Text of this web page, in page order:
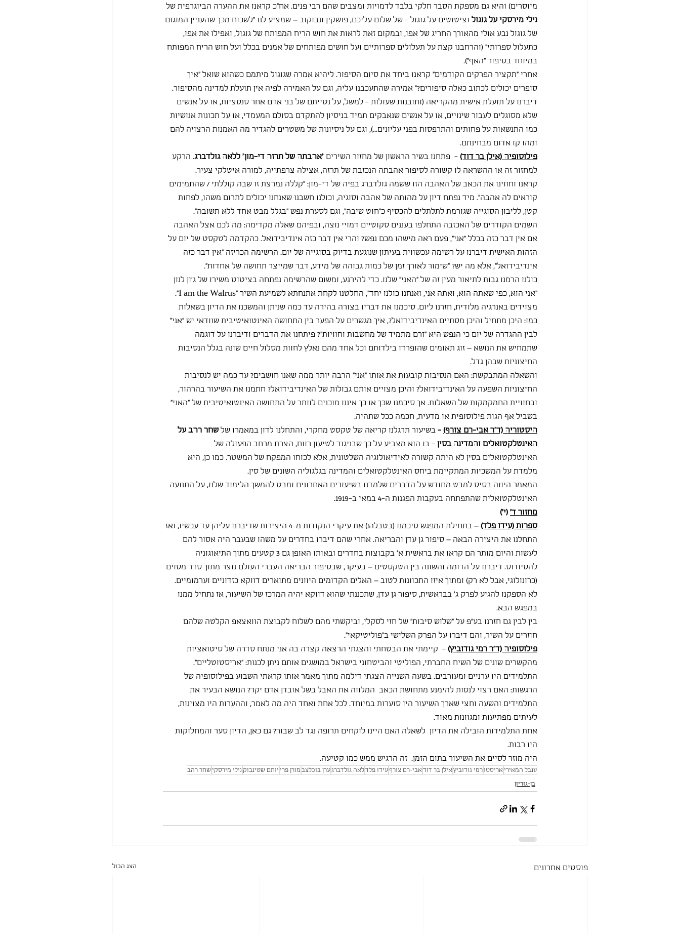
מיוסרים) והיא גם מספקת הסבר חלקי בלבד לדמויות ומצבים שהם רבי פנים. אח"כ קראנו את ההערה הביוגרפית של
נילי מירסקי על גוגול וציטוטים על גוגול - של שלום עליכם, פושקין ונבוקוב – שמציע לנו "לשכוח מכך שהעניין המוגזם
של גוגול נבע אולי מהאורך החריג של אפו, ובמקום זאת לראות את חוש הריח המפותח של גוגול, ואפילו את אפו,
כתעלול ספרותי" (והרחבנו קצת על תעלולים ספרותיים ועל חושים מפותחים של אמנים בכלל ועל חוש הריח המפותח
במיוחד בסיפור "האף").
אחרי "תקציר הפרקים הקודמים" קראנו ביחד את סיום הסיפור. ליהיא אמרה שגוגול מיתמם כשהוא שואל "איך
סופרים יכולים לכתוב כאלה סיפורים?" אמירה שהתעכבנו עליה, וגם על האמירה לפיה אין תועלת למדינה מהסיפור.
דיברנו על תועלת אישית מהקריאה (ותובנות שעולות - למשל, על נטייתם של בני אדם אחר סנסציות, או על אנשים
שלא מסוגלים לעבור שינויים, או על אנשים שנאבקים תמיד בניסיון להתקדם בסולם המעמדי, או על תכונות אנושיות
כמו התנשאות על פחותים והתרפסות בפני עליונים...), וגם על ניסיונות של משטרים להגדיר מה האמנות הרצויה להם
ומהו קו אדום מבחינתם.
פילוסופיה (אילן בר דוד) -  פתחנו בשיר הראשון של מחזור השירים "אהבתה של תרזה די-מון" ללאה גולדברג. הרקע
למחזור זה או ההשראה לו קשורה לסיפור אהבתה הנכזבת של תרזה, אצילה צרפתייה, למורה איטלקי צעיר.
קראנו וחווינו את הכאב של האהבה הזו ששמה גולדברג בפיה של די-מון: "קללה נמרצת זו שבה קוללתי / שהתמימים
קוראים לה אהבה". מיד נפתח דיון על מהותה של אהבה וסוגיה, וכולנו חשבנו שאנחנו יכולים לתרום משהו, לפחות
קטן, לליבון הסוגייה שגורמת לתלתלים להכסיף כ"חוט שיבה", וגם לסערת נפש "בגלל מבט אחד ללא תשובה".
השמים הקודרים של האכזבה התחלפו בעננים סקוטיים דמויי נוצה, ובפיהם שאלה מקדימה: מה לכם אצל האהבה
אם אין דבר כזה בכלל "אני", פעם ראה מישהו מכם נפש? והרי אין דבר כזה אינדיבידואל. כהקדמה לטקסט של יום על
הזהות האישית דיברנו על רשימה עכשווית בעיתון שנוגעת בדיוק בסוגייה של יום. הרשימה הכריזה "אין דבר כזה
אינדיבידואל", אלא מה יש? "שימור לאורך זמן של כמות גבוהה של מידע, דבר שמייצר תחושה של אחדות".
כולנו הרמנו גבות לתיאור מעין זה של "האני" שלנו. כדי להירגע, ומשום שהרשימה נפתחה בציטוט משירו של ג'ון לנון
"אני הוא, כפי שאתה הוא, ואתה אני, ואנחנו כולנו יחד", החלטנו לקחת אתנחתא לשמיעת השיר "I am the Walrus".
מצוידים באנרגיה מלודית, חזרנו ליום. סיכמנו את דבריו בצורה בהירה עד כמה שניתן והמשכנו את הדיון בשאלות
כמו: היכן מתחיל והיכן מסתיים האינדיבידואל?, איך מגשרים על הפער בין התחושה האינטואיטיבית שוודאי יש "אני"
לבין ההגדרה של יום כי הנפש היא "זרם מתמיד של מחשבות וחוויות"? פיתחנו את הדברים ודיברנו על דוגמה
שתמחיש את הנושא – זוג תאומים שהופרדו בילדותם וכל אחד מהם נאלץ לחוות מסלול חיים שונה בגלל הנסיבות
החיצוניות שבהן גדל.
והשאלה המתבקשת: האם הנסיבות קובעות את אותו "אני" הרבה יותר ממה שאנו חושבים? עד כמה יש לנסיבות
החיצוניות השפעה על האינדיבידואל? והיכן מצויים אותם גבולות של האינדיבידואל? חתמנו את השיעור בהרהור,
ובחוויית החמקמקות של השאלות. אך סיכמנו שכך או כך איננו מוכנים לוותר על התחושה האינטואיטיבית של "האני"
בשביל אף הגות פילוסופית או מדעית, חכמה ככל שתהיה.
היסטוריה (ד"ר אבי-רם צורף) - בשיעור תרגלנו קריאה של טקסט מחקרי, והתחלנו לדון במאמרו של שחר רהב על
האינטלקטואלים והמדינה בסין - בו הוא מצביע על כך שבניגוד לטיעון רווח, הצרת מרחב הפעולה של
האינטלקטואלים בסין לא היתה קשורה לאידיאולוגיה השלטונית, אלא לכוחו המפקח של המשטר. כמו כן, היא
מלמדת על המשכיות המתקיימת ביחס האינטלקטואלים והמדינה בגלגוליה השונים של סין.
המאמר היווה בסיס למבט מחודש על הדברים שלמדנו בשיעורים האחרונים ומבט להמשך הלימוד שלנו, על התנועה
האינטלקטואלית שהתפתחה בעקבות הפגנות ה-4 במאי ב-1919.
מחזור ד' (י')
ספרות (עידו פלד)
– בתחילת המפגש סיכמנו (בטבלה!) את עיקרי הנקודות מ-4 היצירות שדיברנו עליהן עד עכשיו, ואז
התחלנו את היצירה הבאה – סיפור גן עדן והבריאה. אחרי שהם דיברו בחדרים על משהו שבעבר היה אסור להם
לעשות והיום מותר הם קראו את בראשית א' בקבוצות בחדרים ובאותו האופן גם 3 קטעים מתוך התיאוגוניה
להסיודוס. דיברנו על הדומה והשונה בין הטקסטים – בעיקר, שבסיפור הבריאה העברי העולם נוצר מתוך סדר מסוים
(כרונולוגי, אבל לא רק) ומתוך איזו התכוונות לטוב – האלים הקדומים היוונים מתוארים דווקא כזדוניים וערמומיים.
לא הספקנו להגיע לפרק ג' בבראשית, סיפור גן עדן, שתכננתי שהוא דווקא יהיה המרכז של השיעור, אז נתחיל ממנו
במפגש הבא.
בין לבין גם חזרנו בע"פ על "שלוש סיבות" של חזי לסקלי, וביקשתי מהם לשלוח לקבוצת הוואצאפ הקלטה שלהם
חוזרים על השיר, והם דיברו על הפרק השלישי ב"פוליטיקאי".
פילוסופיה (ד"ר רמי גודוביץ) -  קיימתי את הבטחתי והצגתי הרצאה קצרה בה אני מנתח סדרה של סיטואציות
מהקשרים שונים של השיח החברתי, הפוליטי והביטחוני בישראל במושגים אותם ניתן לכנות: ״אריסטוטליים״.
התלמידים היו ערניים ומעורבים. בשעה השנייה הצגתי דילמה מתוך מאמר אותו קראתי השבוע בפילוסופיה של
הרגשות: האם רצוי לנסות להימנע מתחושת הכאב  המלווה את האבל בשל אובדן אדם יקר? הנושא הבעיר את
התלמידים והשעה וחצי שארך השיעור היו סוערות במיוחד. לכל אחת ואחד היה מה לאמר, וההערות היו מצוינות,
לעיתים מפתיעות ומגוונות מאוד.
אחת התלמידות הובילה את הדיון  לשאלה האם היינו לוקחים תרופה נגד לב שבור? גם כאן, הדיון סער והמחלוקות
היו רבות.
היה מוזר לסיים את השיעור בתום הזמן.  זה הרגיש ממש כמו קטיעה.
ענבל המאיריאריסטורמי גודוביץאילן בר דודאבי-רם צורףעידו פלדלאה גולדברגערן בוכלצב מורן פרי יותם שטינבוק נילי מירסקי שחר רהב
בן-גוריון
פוסטים אחרונים הצג הכול